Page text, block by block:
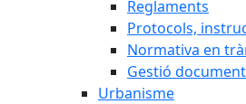
Reglaments
Protocols,
Normativa en
Gestió
Urbanisme